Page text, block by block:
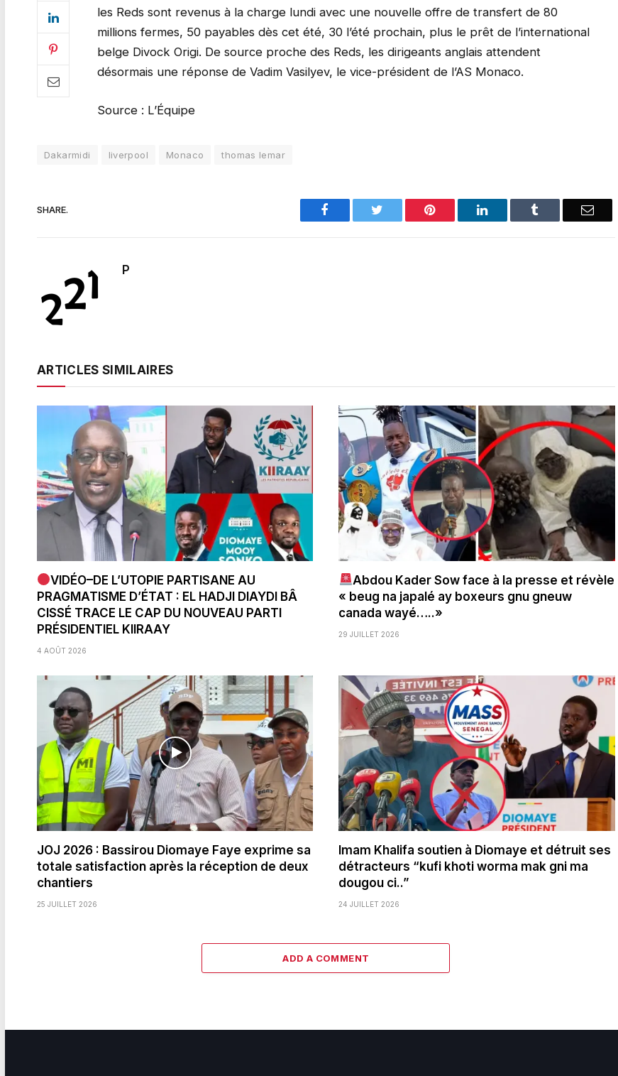
les Reds sont revenus à la charge lundi avec une nouvelle offre de transfert de 80
millions fermes, 50 payables dès cet été, 30 l’été prochain, plus le prêt de l’international
belge Divock Origi. De source proche des Reds, les dirigeants anglais attendent
désormais une réponse de Vadim Vasilyev, le vice-président de l’AS Monaco.
Source : L’Équipe
Dakarmidi liverpool Monaco thomas lemar
SHARE. Facebook Pinterest LinkedIn Email
P
ARTICLES SIMILAIRES
VIDÉO–DE L’UTOPIE PARTISANE AU
PRAGMATISME D’ÉTAT : EL HADJI DIAYDI BÂ
CISSÉ TRACE LE CAP DU NOUVEAU PARTI
PRÉSIDENTIEL KIIRAAY
4 AOÛT 2026
Abdou Kader Sow face à la presse et révèle
« beug na japalé ay boxeurs gnu gneuw
canada wayé…..»
29 JUILLET 2026
JOJ 2026 : Bassirou Diomaye Faye exprime sa
totale satisfaction après la réception de deux
chantiers
25 JUILLET 2026
Imam Khalifa soutien à Diomaye et détruit ses
détracteurs “kufi khoti worma mak gni ma
dougou ci..”
24 JUILLET 2026
ADD A COMMENT